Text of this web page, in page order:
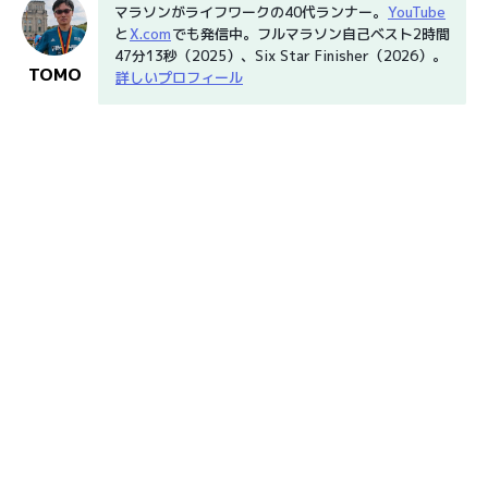
マラソンがライフワークの40代ランナー。 YouTube
とX.comでも発信中。フルマラソン自己ベスト2時間
47分13秒（2025）、Six Star Finisher（2026）。
詳しいプロフィール
TOMO